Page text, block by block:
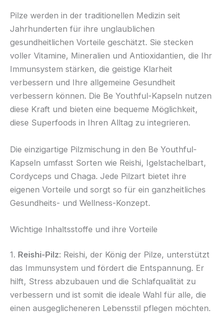
Pilze werden in der traditionellen Medizin seit
Jahrhunderten für ihre unglaublichen
gesundheitlichen Vorteile geschätzt. Sie stecken
voller Vitamine, Mineralien und Antioxidantien, die Ihr
Immunsystem stärken, die geistige Klarheit
verbessern und Ihre allgemeine Gesundheit
verbessern können. Die Be Youthful-Kapseln nutzen
diese Kraft und bieten eine bequeme Möglichkeit,
diese Superfoods in Ihren Alltag zu integrieren.
Die einzigartige Pilzmischung in den Be Youthful-
Kapseln umfasst Sorten wie Reishi, Igelstachelbart,
Cordyceps und Chaga. Jede Pilzart bietet ihre
eigenen Vorteile und sorgt so für ein ganzheitliches
Gesundheits- und Wellness-Konzept.
Wichtige Inhaltsstoffe und ihre Vorteile
1. Reishi-Pilz: Reishi, der König der Pilze, unterstützt
das Immunsystem und fördert die Entspannung. Er
hilft, Stress abzubauen und die Schlafqualität zu
verbessern und ist somit die ideale Wahl für alle, die
einen ausgeglicheneren Lebensstil pflegen möchten.